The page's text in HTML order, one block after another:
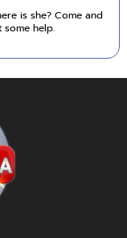
is she? Come and
some help.